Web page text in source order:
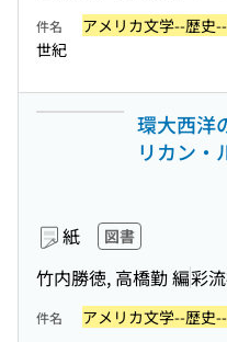
件名 アメリカ文学--歴史
世紀
環大西洋
リカン・
紙 図書
竹内勝徳, 高橋勤 編彩
件名 アメリカ文学--歴史